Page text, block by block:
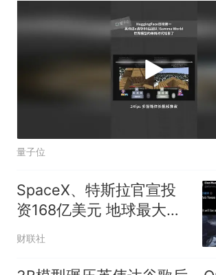
量子位
SpaceX、特斯拉官宣投
资168亿美元 地球最大芯
片厂有新进展
财联社